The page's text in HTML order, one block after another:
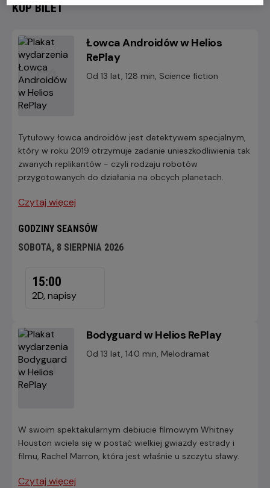
KUP BILET
Łowca Androidów w Helios
RePlay
Od 13 lat, 128 min, Science fiction
Tytułowy łowca androidów jest detektywem specjalnym,
który w roku 2019 otrzymuje zadanie unieszkodliwienia tak
zwanych replikantów - czyli rodzaju robotów
przygotowanych do działania na obcych planetach.
Czytaj więcej
GODZINY SEANSÓW
SOBOTA, 8 SIERPNIA 2026
SIERPNIA
2026
15:00
2D, napisy
Bodyguard w Helios RePlay
Od 13 lat, 140 min, Melodramat
W swoim spektakularnym debiucie filmowym Whitney
Houston wciela się w postać wielkiej gwiazdy estrady i
filmu, Rachel Marron, która jest właśnie u szczytu sławy.
Czytaj więcej